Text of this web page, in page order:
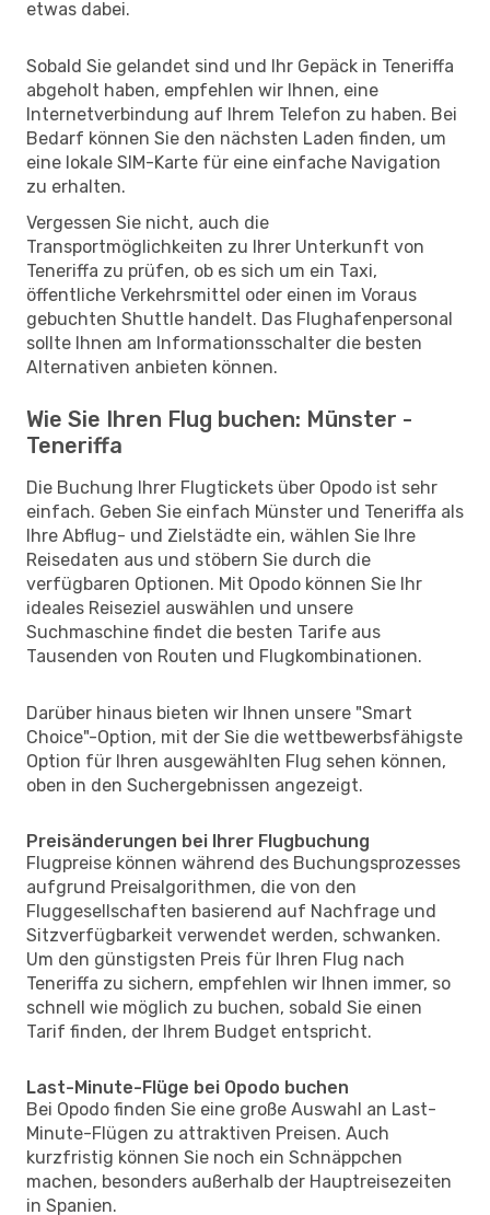
etwas dabei.
Sobald Sie gelandet sind und Ihr Gepäck in Teneriffa
abgeholt haben, empfehlen wir Ihnen, eine
Internetverbindung auf Ihrem Telefon zu haben. Bei
Bedarf können Sie den nächsten Laden finden, um
eine lokale SIM-Karte für eine einfache Navigation
zu erhalten.
Vergessen Sie nicht, auch die
Transportmöglichkeiten zu Ihrer Unterkunft von
Teneriffa zu prüfen, ob es sich um ein Taxi,
öffentliche Verkehrsmittel oder einen im Voraus
gebuchten Shuttle handelt. Das Flughafenpersonal
sollte Ihnen am Informationsschalter die besten
Alternativen anbieten können.
Wie Sie Ihren Flug buchen: Münster -
Teneriffa
Die Buchung Ihrer Flugtickets über Opodo ist sehr
einfach. Geben Sie einfach Münster und Teneriffa als
Ihre Abflug- und Zielstädte ein, wählen Sie Ihre
Reisedaten aus und stöbern Sie durch die
verfügbaren Optionen. Mit Opodo können Sie Ihr
ideales Reiseziel auswählen und unsere
Suchmaschine findet die besten Tarife aus
Tausenden von Routen und Flugkombinationen.
Darüber hinaus bieten wir Ihnen unsere "Smart
Choice"-Option, mit der Sie die wettbewerbsfähigste
Option für Ihren ausgewählten Flug sehen können,
oben in den Suchergebnissen angezeigt.
Preisänderungen bei Ihrer Flugbuchung
Flugpreise können während des Buchungsprozesses
aufgrund Preisalgorithmen, die von den
Fluggesellschaften basierend auf Nachfrage und
Sitzverfügbarkeit verwendet werden, schwanken.
Um den günstigsten Preis für Ihren Flug nach
Teneriffa zu sichern, empfehlen wir Ihnen immer, so
schnell wie möglich zu buchen, sobald Sie einen
Tarif finden, der Ihrem Budget entspricht.
Last-Minute-Flüge bei Opodo buchen
Bei Opodo finden Sie eine große Auswahl an Last-
Minute-Flügen zu attraktiven Preisen. Auch
kurzfristig können Sie noch ein Schnäppchen
machen, besonders außerhalb der Hauptreisezeiten
in Spanien.